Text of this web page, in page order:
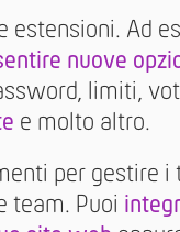
estensioni. Ad
nuove
limiti,
e molto altro.
per gestire i
team. Puoi